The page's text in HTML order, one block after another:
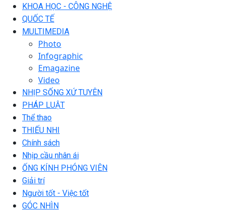
KHOA HỌC - CÔNG NGHỆ
QUỐC TẾ
MULTIMEDIA
Photo
Infographic
Emagazine
Video
NHỊP SỐNG XỨ TUYÊN
PHÁP LUẬT
Thể thao
THIẾU NHI
Chính sách
Nhịp cầu nhân ái
ỐNG KÍNH PHÓNG VIÊN
Giải trí
Người tốt - Việc tốt
GÓC NHÌN